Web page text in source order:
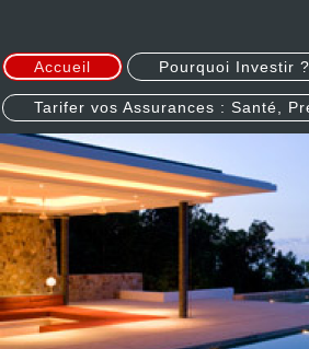
Accueil Pourquoi Investir ?
Tarifer vos Assurances : Santé,